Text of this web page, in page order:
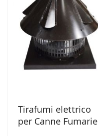
Tirafumi elettrico
per Canne Fumarie